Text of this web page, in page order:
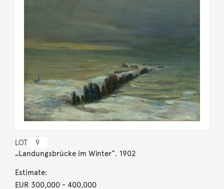
LOT 9
„Landungsbrücke im Winter“. 1902
Estimate:
EUR 300,000- 400,000